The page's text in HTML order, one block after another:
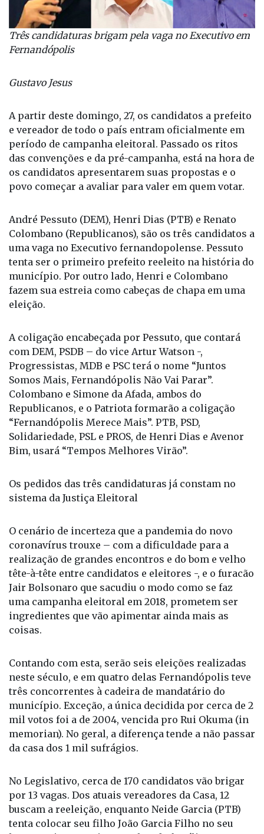
Três candidaturas brigam pela vaga no Executivo em
Fernandópolis
Gustavo Jesus
A partir deste domingo, 27, os candidatos a prefeito
e vereador de todo o país entram oficialmente em
período de campanha eleitoral. Passado os ritos
das convenções e da pré-campanha, está na hora de
os candidatos apresentarem suas propostas e o
povo começar a avaliar para valer em quem votar.
André Pessuto (DEM), Henri Dias (PTB) e Renato
Colombano (Republicanos), são os três candidatos a
uma vaga no Executivo fernandopolense. Pessuto
tenta ser o primeiro prefeito reeleito na história do
município. Por outro lado, Henri e Colombano
fazem sua estreia como cabeças de chapa em uma
eleição.
A coligação encabeçada por Pessuto, que contará
com DEM, PSDB – do vice Artur Watson -,
Progressistas, MDB e PSC terá o nome “Juntos
Somos Mais, Fernandópolis Não Vai Parar”.
Colombano e Simone da Afada, ambos do
Republicanos, e o Patriota formarão a coligação
“Fernandópolis Merece Mais”. PTB, PSD,
Solidariedade, PSL e PROS, de Henri Dias e Avenor
Bim, usará “Tempos Melhores Virão”.
Os pedidos das três candidaturas já constam no
sistema da Justiça Eleitoral
O cenário de incerteza que a pandemia do novo
coronavírus trouxe – com a dificuldade para a
realização de grandes encontros e do bom e velho
tête-à-tête entre candidatos e eleitores -, e o furacão
Jair Bolsonaro que sacudiu o modo como se faz
uma campanha eleitoral em 2018, prometem ser
ingredientes que vão apimentar ainda mais as
coisas.
Contando com esta, serão seis eleições realizadas
neste século, e em quatro delas Fernandópolis teve
três concorrentes à cadeira de mandatário do
município. Exceção, a única decidida por cerca de 2
mil votos foi a de 2004, vencida pro Rui Okuma (in
memorian). No geral, a diferença tende a não passar
da casa dos 1 mil sufrágios.
No Legislativo, cerca de 170 candidatos vão brigar
por 13 vagas. Dos atuais vereadores da Casa, 12
buscam a reeleição, enquanto Neide Garcia (PTB)
tenta colocar seu filho João Garcia Filho no seu